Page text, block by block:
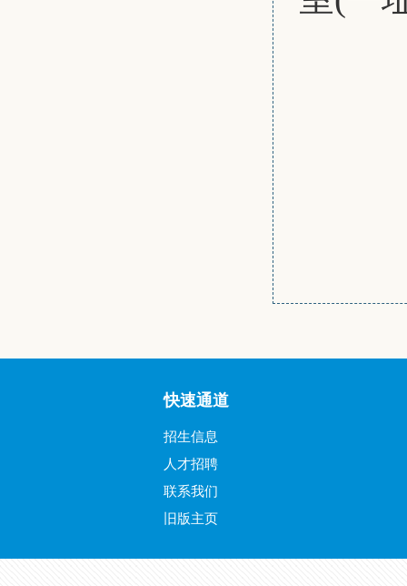
快速通道
招生信息
人才招聘
联系我们
旧版主页